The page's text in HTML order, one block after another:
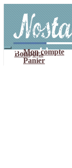
navigation
contenu
Mon compte
Panier
Bonbons